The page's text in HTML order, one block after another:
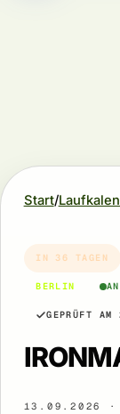
Start
IN 36 TAGEN
BERLIN
GEPRÜFT
13.09.2026 ·